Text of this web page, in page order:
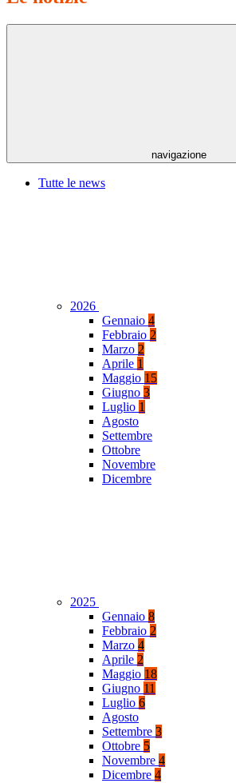
navigazione
Tutte le news
2026
Gennaio 4
Febbraio 2
Marzo 2
Aprile 1
Maggio 15
Giugno 3
Luglio 1
Agosto
Settembre
Ottobre
Novembre
Dicembre
2025
Gennaio 8
Febbraio 2
Marzo 4
Aprile 2
Maggio 18
Giugno 11
Luglio 6
Agosto
Settembre 3
Ottobre 5
Novembre 4
Dicembre 4